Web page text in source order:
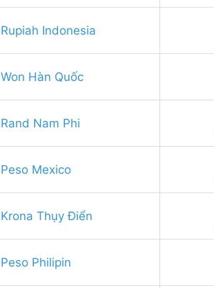
Rupiah Indonesia
Won Hàn Quốc
Rand Nam Phi
Peso Mexico
Krona Thụy Điển
Peso Philipin